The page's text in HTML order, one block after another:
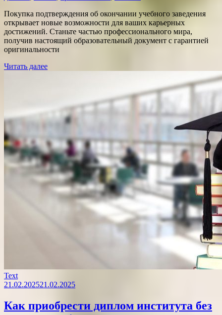
Покупка подтверждения об окончании учебного заведения
открывает новые возможности для ваших карьерных
достижений. Станьте частью профессионального мира,
получив настоящий образовательный документ с гарантией
оригинальности
Читать далее
Text
21.02.202521.02.2025
Как приобрести диплом института без